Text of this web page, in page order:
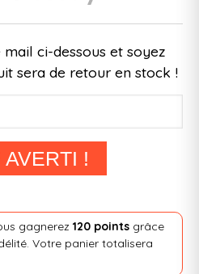
ci-dessous et soyez
sera de retour en stock !
AVERTI !
gagnerez 120 pointsgrâce
Votre panier totalisera